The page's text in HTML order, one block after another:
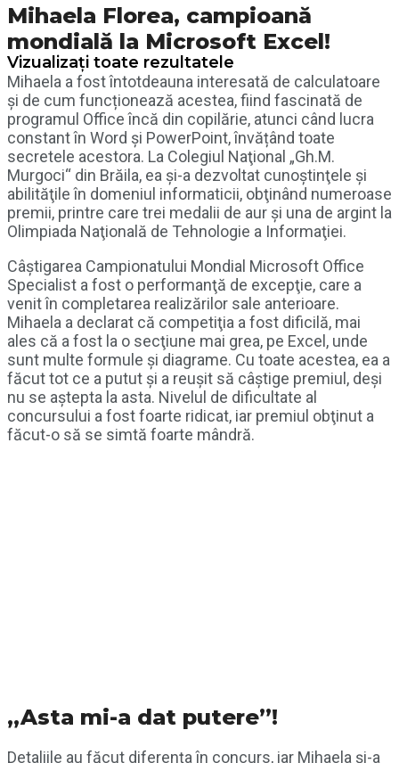
Vizualizați toate rezultatele
Mihaela Florea, campioană
mondială la Microsoft Excel!
Mihaela a fost întotdeauna interesată de calculatoare
şi de cum funcționează acestea, fiind fascinată de
programul Office încă din copilărie, atunci când lucra
constant în Word şi PowerPoint, învățând toate
secretele acestora. La Colegiul Naţional „Gh.M.
Murgoci“ din Brăila, ea şi-a dezvoltat cunoştinţele şi
abilităţile în domeniul informaticii, obţinând numeroase
premii, printre care trei medalii de aur şi una de argint la
Olimpiada Naţională de Tehnologie a Informaţiei.
Câştigarea Campionatului Mondial Microsoft Office
Specialist a fost o performanţă de excepţie, care a
venit în completarea realizărilor sale anterioare.
Mihaela a declarat că competiţia a fost dificilă, mai
ales că a fost la o secţiune mai grea, pe Excel, unde
sunt multe formule şi diagrame. Cu toate acestea, ea a
făcut tot ce a putut şi a reuşit să câştige premiul, deşi
nu se aştepta la asta. Nivelul de dificultate al
concursului a fost foarte ridicat, iar premiul obţinut a
făcut-o să se simtă foarte mândră.
„Asta mi-a dat putere”!
Detaliile au făcut diferenţa în concurs, iar Mihaela şi-a